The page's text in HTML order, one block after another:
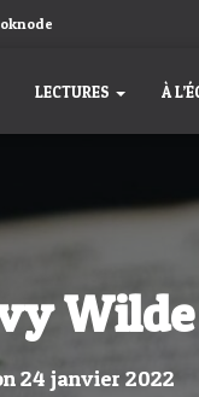
LECTURES À
Wilde
24 janvier 2022